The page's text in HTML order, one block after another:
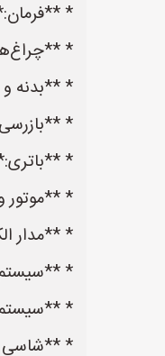
*
*
* **بدنه
*
*
* **موتور
* **مدار
* **سیستم
* **سیستم
* **شاسی